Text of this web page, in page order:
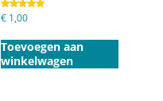
Gewaardeerd
5.00
€ 1,00
Toevoegen aan
winkelwagen